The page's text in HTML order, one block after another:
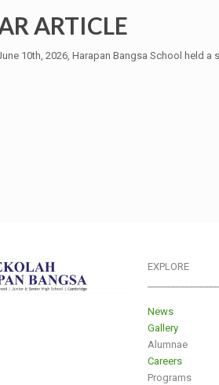
ARTICLE
10th, 2026, Harapan Bangsa School held
EXPLORE
News
Gallery
Alumnae
Careers
Programs